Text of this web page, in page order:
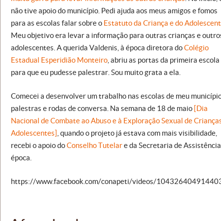
não tive apoio do município. Pedi ajuda aos meus amigos e fomos
para as escolas falar sobre o Estatuto da Criança e do
Meu objetivo era levar a informação para outras crianças e
adolescentes. A querida Valdenis, à época diretora doColégio
Estadual Esperidião Monteiro , abriu as portas da primeira escola
para que eu pudesse palestrar. Sou muito grata a ela.
Comecei a desenvolver um trabalho nas escolas de meu
palestras e rodas de conversa. Na semana de 18 de maio [Dia
Nacional de Combate ao Abuso e à Exploração Sexual de
Adolescentes] , quando o projeto já estava com mais visibilidade,
recebi o apoio doConselho Tutelare da Secretaria de
época.
https://www.facebook.com/conapeti/videos/